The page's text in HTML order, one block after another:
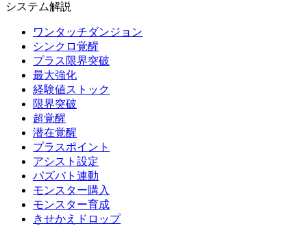
システム解説
ワンタッチダンジョン
シンクロ覚醒
プラス限界突破
最大強化
経験値ストック
限界突破
超覚醒
潜在覚醒
プラスポイント
アシスト設定
パズバト連動
モンスター購入
モンスター育成
きせかえドロップ